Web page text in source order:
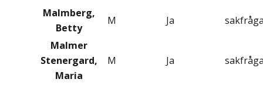
Malmberg,
Betty
M Ja
Malmer
Stenergard,
Maria
M Ja